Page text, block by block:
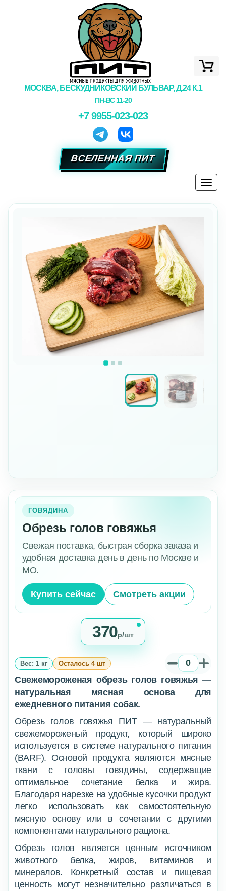
ВСЕЛЕННАЯ ПИТ
МОСКВА, БЕСКУДНИКОВСКИЙ БУЛЬВАР, Д.24 К.1
ПН-ВС 11-20
+7 9955-023-023
ГОВЯДИНА
Обрезь голов говяжья
Свежая поставка, быстрая сборка заказа и
удобная доставка день в день по Москве и
МО.
Купить сейчас Смотреть акции
370р/шт
Вес: 1 кг Осталось 4 шт
Свежемороженая обрезь голов говяжья —
натуральная мясная основа для
ежедневного питания собак.
Обрезь голов говяжья ПИТ — натуральный
свежемороженый продукт, который широко
используется в системе натурального питания
(BARF). Основой продукта являются мясные
ткани с головы говядины, содержащие
оптимальное сочетание белка и жира.
Благодаря нарезке на удобные кусочки продукт
легко использовать как самостоятельную
мясную основу или в сочетании с другими
компонентами натурального рациона.
Обрезь голов является ценным источником
животного белка, жиров, витаминов и
минералов. Конкретный состав и пищевая
ценность могут незначительно различаться в